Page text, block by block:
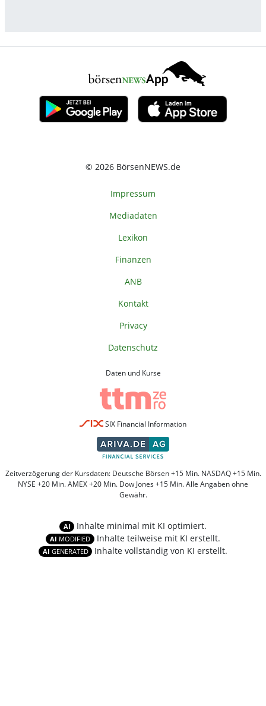
© 2026 BörsenNEWS.de
Impressum
Mediadaten
Lexikon
Finanzen
ANB
Kontakt
Privacy
Datenschutz
Daten und Kurse
SIX Financial Information
Zeitverzögerung der Kursdaten: Deutsche Börsen +15 Min. NASDAQ +15 Min.
NYSE +20 Min. AMEX +20 Min. Dow Jones +15 Min. Alle Angaben ohne
Gewähr.
AI Inhalte minimal mit KI optimiert.
AI MODIFIED Inhalte teilweise mit KI erstellt.
AI GENERATED Inhalte vollständig von KI erstellt.